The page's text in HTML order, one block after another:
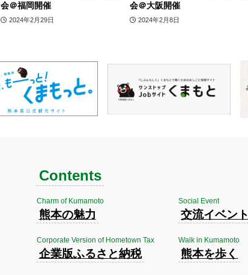
会＠福岡開催
2024年2月29日
会＠大阪開催
2024年2月8日
Contents
Charm of Kumamoto
熊本の魅力
Social Event
交流イベント
Corporate Version of Hometown Tax
企業版ふるさと納税
Walk in Kumamoto
熊本を歩く